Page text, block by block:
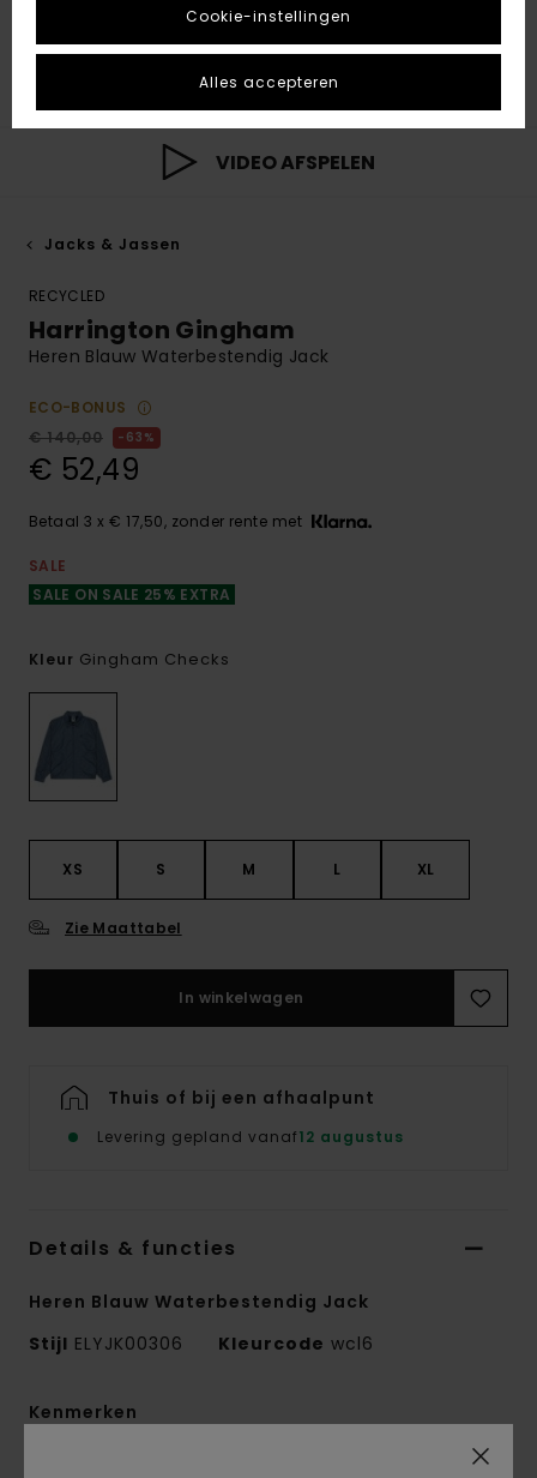
VIDEO AFSPELEN
Jacks & Jassen
RECYCLED
Harrington Gingham
Heren Blauw Waterbestendig Jack
ECO-BONUS
€ 140,00
63%
€ 52,49
Betaal 3 x € 17,50, zonder rente met
SALE
SALE ON SALE 25% EXTRA
Kleur Gingham Checks
XS S M L XL
Zie Maattabel
In winkelwagen
Thuis of bij een afhaalpunt
Levering gepland vanaf12 augustus
Details & functies
Heren Blauw Waterbestendig Jack
Stijl ELYJK00306 Kleurcode wcl6
Kenmerken
Cookie-instellingen
Alles accepteren